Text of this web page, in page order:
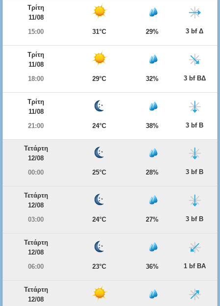
Τρίτη
11/08
15:00
31°C 29% 3 bf Δ
Τρίτη
11/08
18:00
29°C 32% 3 bf ΒΔ
Τρίτη
11/08
21:00
24°C 38% 3 bf Β
Τετάρτη
12/08
00:00
25°C 28% 3 bf Β
Τετάρτη
12/08
03:00
24°C 27% 3 bf Β
Τετάρτη
12/08
06:00
23°C 36% 1 bf ΒΑ
Τετάρτη
12/08